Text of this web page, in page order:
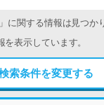
に関する情報は見つか
を表示しています。
索条件を変更する